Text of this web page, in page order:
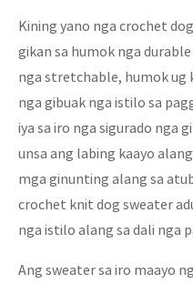
Kining yano nga crochet
gikan sa humok nga
nga stretchable, humok ug
nga gibuak nga istilo sa
iya sa iro nga sigurado nga
unsa ang labing kaayo
mga ginunting alang sa
crochet knit dog sweater
nga istilo alang sa dali nga
Ang sweater sa iro maayo